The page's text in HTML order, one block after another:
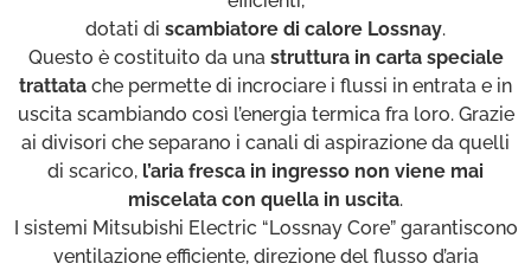
dotati di scambiatore di calore Lossnay.
Questo è costituito da una struttura in carta speciale
trattata che permette di incrociare i flussi in entrata e in
uscita scambiando così l’energia termica fra loro. Grazie
ai divisori che separano i canali di aspirazione da quelli
di scarico, l’aria fresca in ingresso non viene mai
miscelata con quella in uscita.
I sistemi Mitsubishi Electric “Lossnay Core” garantiscono
ventilazione efficiente, direzione del flusso d’aria